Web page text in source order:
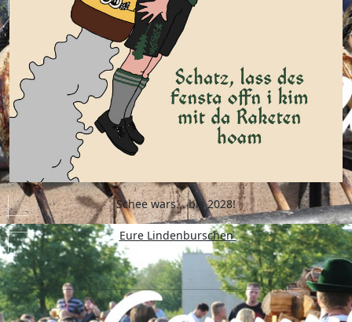
Schee wars .. bis 2028!
Eure Lindenburschen